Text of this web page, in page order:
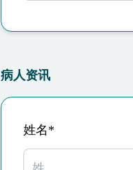
病人资讯
姓名*